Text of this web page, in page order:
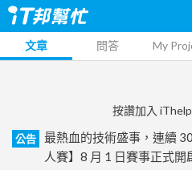
文章 問答 My
按讚加入
公告
最熱血的技術盛事，連續
人賽】8 月 1 日賽事正式開